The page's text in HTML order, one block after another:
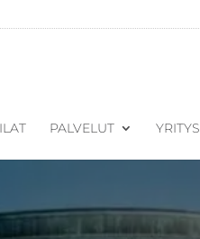
PALVELUT YRITYS